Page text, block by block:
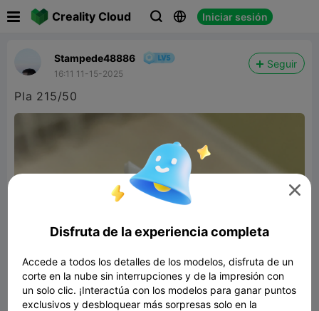
Creality Cloud   Iniciar sesión
Stampede48886
16:11 11-15-2025
Seguir
Pla 215/50

Disfruta de la experiencia completa
Accede a todos los detalles de los modelos, disfruta de un
corte en la nube sin interrupciones y de la impresión con
un solo clic. ¡Interactúa con los modelos para ganar puntos
exclusivos y desbloquear más sorpresas solo en la